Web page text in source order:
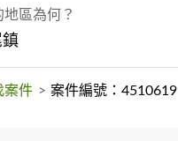
區為何？
鎮
案件 > 案件編號：4510619